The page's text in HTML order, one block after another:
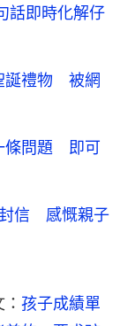
話即時化解仔
誕禮物 被網
條問題 即可
封信 感慨親子
孩子成績單